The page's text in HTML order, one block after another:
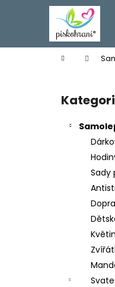
Domů
Přeskočit
kategorie
Sady
í
Zpět
do
Zpět
do